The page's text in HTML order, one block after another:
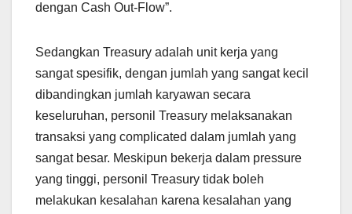
dengan Cash Out-Flow”.
Sedangkan Treasury adalah unit kerja yang
sangat spesifik, dengan jumlah yang sangat kecil
dibandingkan jumlah karyawan secara
keseluruhan, personil Treasury melaksanakan
transaksi yang complicated dalam jumlah yang
sangat besar. Meskipun bekerja dalam pressure
yang tinggi, personil Treasury tidak boleh
melakukan kesalahan karena kesalahan yang